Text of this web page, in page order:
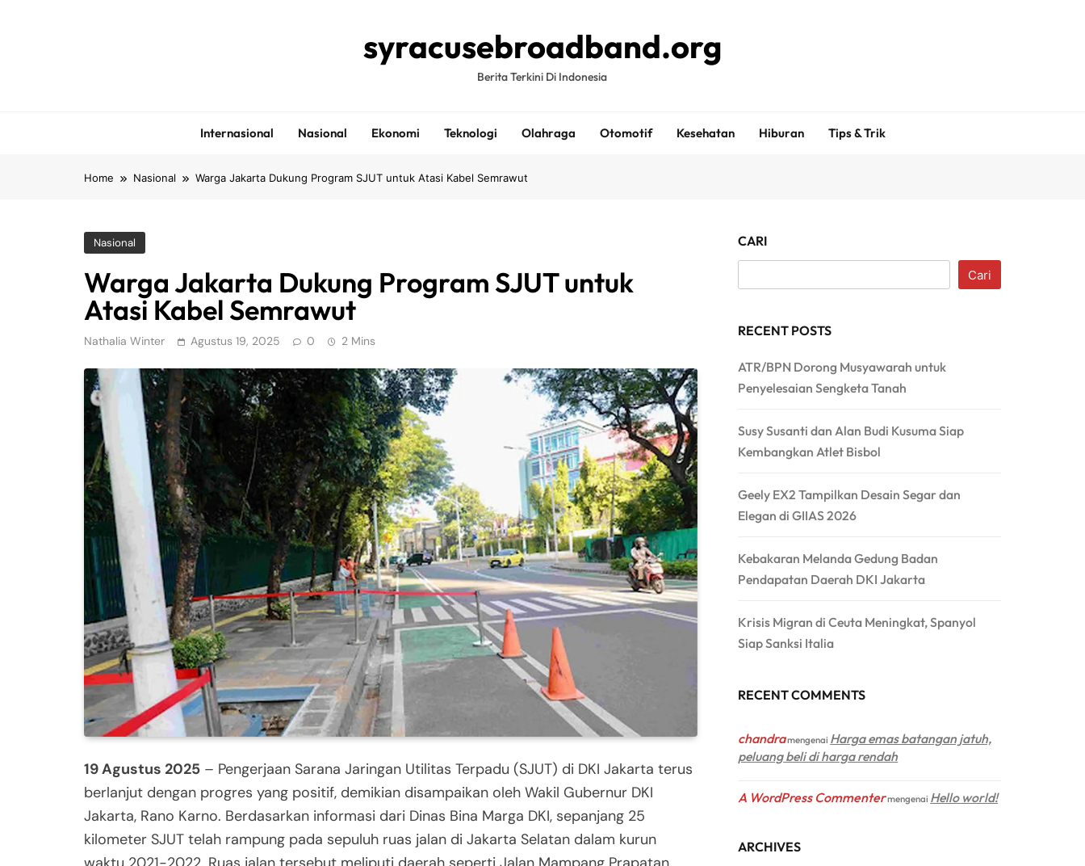
syracusebroadband.org
Berita Terkini Di Indonesia
Internasional Nasional Ekonomi Teknologi Olahraga Otomotif Kesehatan Hiburan Tips & Trik
Home Nasional Warga Jakarta Dukung Program SJUT untuk Atasi Kabel Semrawut
Nasional
Warga Jakarta Dukung Program SJUT untuk
Atasi Kabel Semrawut
Nathalia Winter Agustus 19, 2025 0 2 Mins
19 Agustus 2025 – Pengerjaan Sarana Jaringan Utilitas Terpadu (SJUT) di DKI Jakarta terus
berlanjut dengan progres yang positif, demikian disampaikan oleh Wakil Gubernur DKI
Jakarta, Rano Karno. Berdasarkan informasi dari Dinas Bina Marga DKI, sepanjang 25
kilometer SJUT telah rampung pada sepuluh ruas jalan di Jakarta Selatan dalam kurun
CARI
Cari
RECENT POSTS
ATR/BPN Dorong Musyawarah untuk
Penyelesaian Sengketa Tanah
Susy Susanti dan Alan Budi Kusuma Siap
Kembangkan Atlet Bisbol
Geely EX2 Tampilkan Desain Segar dan
Elegan di GIIAS 2026
Kebakaran Melanda Gedung Badan
Pendapatan Daerah DKI Jakarta
Krisis Migran di Ceuta Meningkat, Spanyol
Siap Sanksi Italia
RECENT COMMENTS
chandramengenai Harga emas batangan jatuh,
peluang beli di harga rendah
A WordPress Commentermengenai Hello world!
ARCHIVES